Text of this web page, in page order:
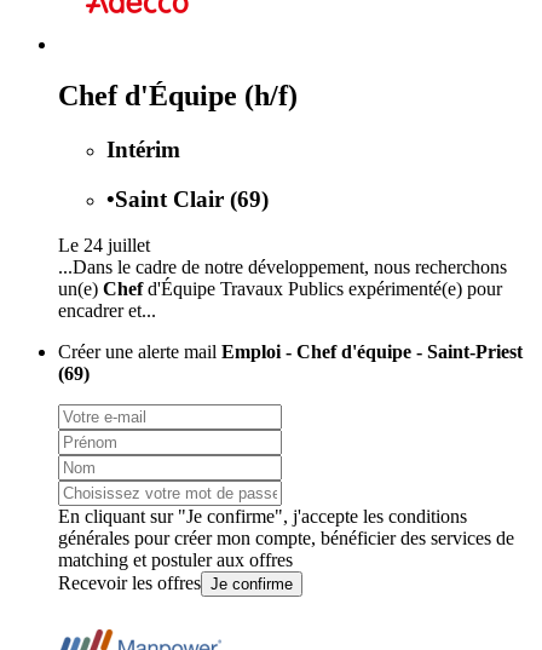
Chef d'Équipe (h/f)
Intérim
•Saint Clair (69)
Le 24 juillet
...Dans le cadre de notre développement, nous recherchons
un(e) Chefd'Équipe Travaux Publics expérimenté(e) pour
encadrer et...
Créer une alerte mail Emploi - Chef d'équipe - Saint-Priest
(69)
En cliquant sur "Je confirme", j'accepte les conditions
générales pour créer mon compte, bénéficier des services de
matching et postuler aux offres
Recevoir les offres Je confirme